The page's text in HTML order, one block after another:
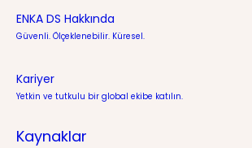
ENKA DS Hakkında
Güvenli. Ölçeklenebilir. Küresel.
Kariyer
Yetkin ve tutkulu bir global ekibe katılın.
Kaynaklar